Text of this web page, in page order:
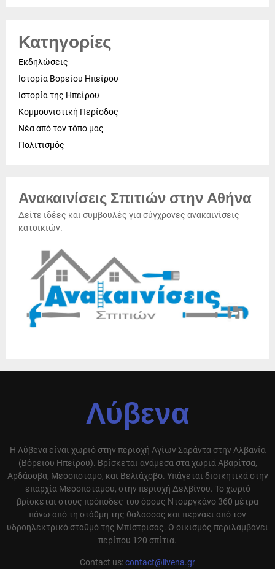
Κατηγορίες
Εκδηλώσεις
Ιστορία Βορείου Ηπείρου
Ιστορία της Ηπείρου
Κομμουνιστική Περίοδος
Νέα από τον τόπο μας
Πολιτισμός
Ανακαινίσεις Σπιτιών στην Αθήνα
Δείτε ιδέες και συμβουλές για σύγχρονες ανακαινίσεις
κατοικιών.
Λύβενα
Η Λύβενα είναι χωριό στην περιοχή Αγίων Σαράντα στην Αλβανία
(Βόρειου Ηπείρου). Βρίσκεται ανάμεσα στα χωριά Αβαρίτσα,
Αρδάσοβα, Μεσοποταμο, και Βελιάχοβο. Υπάγεται διοικητικά στην
επαρχία Μεσοποταμου, στην περιοχή Δελβίνου. Το χωριό
βρίσκεται στους πρόποδες του όρους Ντουργκάνο 360 μέτρα
πάνω από τη στάθμη της θάλασσας και περνάει από τον
υδροηλεκτρικό σταθμό της Μπίστρισας. Ο οικισμός περιλαμβάνει
περίπου 120 σπίτια.
Contact us:contact@livena.gr